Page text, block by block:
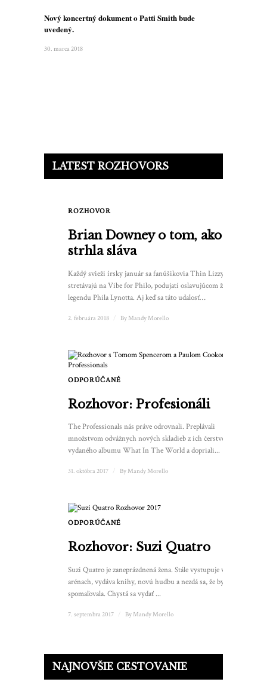
Nový koncertný dokument o Patti Smith bude
uvedený.
30. marca 2018
LATEST ROZHOVORS
ROZHOVOR
Brian Downey o tom, ako ho
strhla sláva
Každý svieži írsky január sa fanúšikovia Thin Lizzy
stretávajú na Vibe for Philo, podujatí oslavujúcom život a
legendu Phila Lynotta. Aj keď sa táto udalosť…
2. februára 2018 By Mandy Morello
ODPORÚČANÉ
Rozhovor: Profesionáli
The Professionals nás práve odrovnali. Preplávali
množstvom odvážnych nových skladieb z ich čerstvo
vydaného albumu What In The World a dopriali...
31. októbra 2017 By Mandy Morello
ODPORÚČANÉ
Rozhovor: Suzi Quatro
Suzi Quatro je zaneprázdnená žena. Stále vystupuje v
arénach, vydáva knihy, novú hudbu a nezdá sa, že by
spomaľovala. Chystá sa vydať ...
7. septembra 2017 By Mandy Morello
NAJNOVŠIE CESTOVANIE